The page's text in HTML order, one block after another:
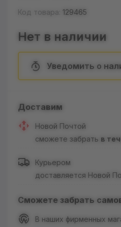
Код товара: 129465
Нет в наличии
Уведомить о
Доставим
Новой Почтой
сможете забрать в
Курьером
доставляется Новой
Сможете забрать
В наших фирменных